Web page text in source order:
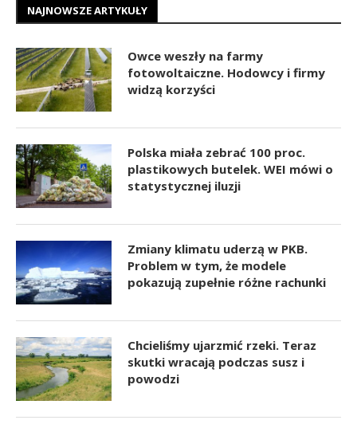
NAJNOWSZE ARTYKUŁY
Owce weszły na farmy
fotowoltaiczne. Hodowcy i firmy
widzą korzyści
Polska miała zebrać 100 proc.
plastikowych butelek. WEI mówi o
statystycznej iluzji
Zmiany klimatu uderzą w PKB.
Problem w tym, że modele
pokazują zupełnie różne rachunki
Chcieliśmy ujarzmić rzeki. Teraz
skutki wracają podczas susz i
powodzi